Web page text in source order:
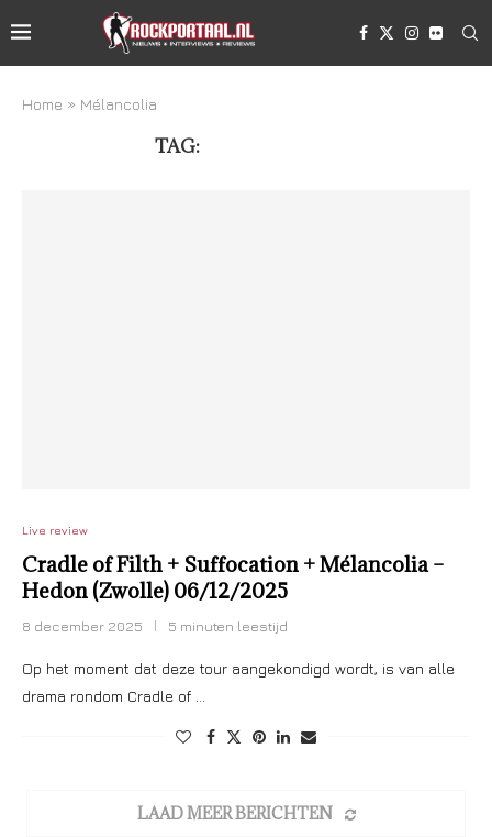
Home » Mélancolia
TAG:
Live review
Cradle of Filth + Suffocation + Mélancolia –
Hedon (Zwolle) 06/12/2025
8 december 2025 5 minuten leestijd
Op het moment dat deze tour aangekondigd wordt, is van alle
drama rondom Cradle of …
LAAD MEER BERICHTEN